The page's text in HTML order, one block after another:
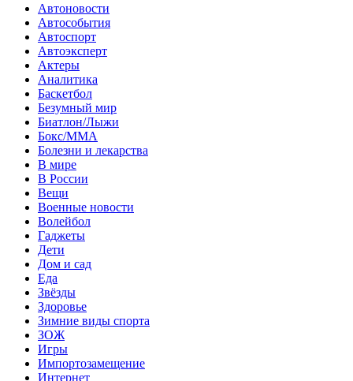
Автоновости
Автособытия
Автоспорт
Автоэксперт
Актеры
Аналитика
Баскетбол
Безумный мир
Биатлон/Лыжи
Бокс/MMA
Болезни и лекарства
В мире
В России
Вещи
Военные новости
Волейбол
Гаджеты
Дети
Дом и сад
Еда
Звёзды
Здоровье
Зимние виды спорта
ЗОЖ
Игры
Импортозамещение
Интернет